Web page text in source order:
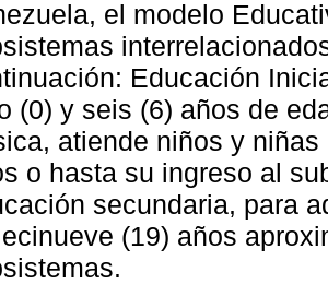
el modelo
Educación
(0) y seis (6) años de
atiende niños y
o hasta su ingreso al
secundaria, para
(19) años